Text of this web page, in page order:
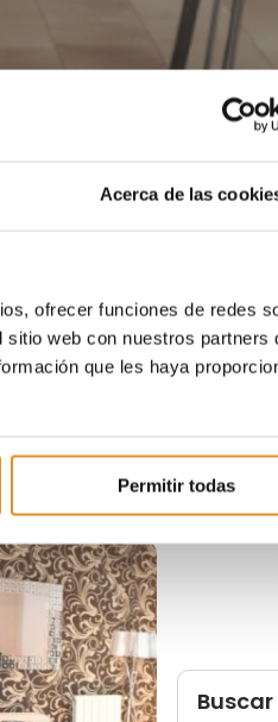
Acerca de las
ofrecer funciones de redes
web con nuestros partners
que les haya
Permitir todas